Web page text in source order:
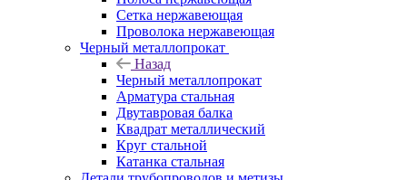
Сетка нержавеющая
Проволока нержавеющая
Черный металлопрокат
Назад
Черный металлопрокат
Арматура стальная
Двутавровая балка
Квадрат металлический
Круг стальной
Катанка стальная